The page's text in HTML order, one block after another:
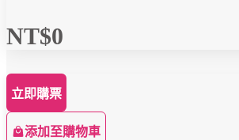
NT$0
立即購票
添加至購物車